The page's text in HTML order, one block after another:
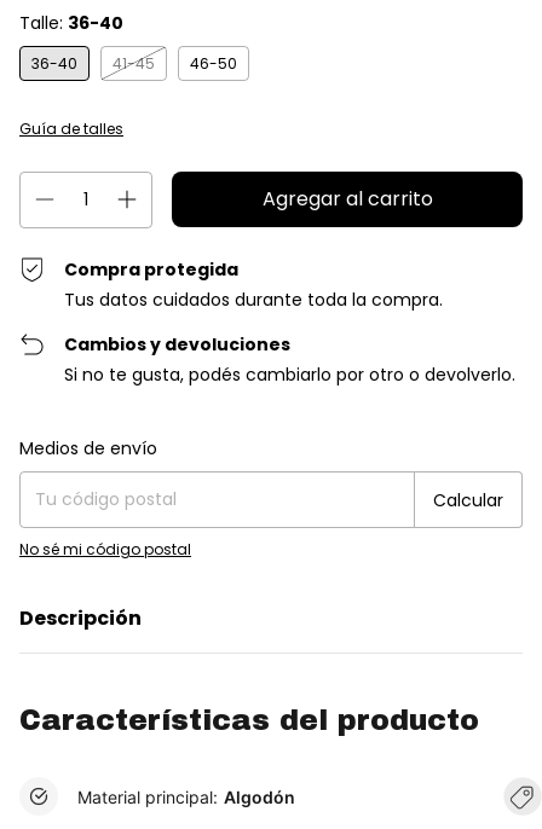
Talle: 36-40
36-40 41-45 46-50
Guía de talles
Compra protegida
Tus datos cuidados durante toda la compra.
Cambios y devoluciones
Si no te gusta, podés cambiarlo por otro o devolverlo.
Entregas para el CP:
Medios de envío
Calcular
No sé mi código postal
Descripción
Características del producto
Material principal: Algodón